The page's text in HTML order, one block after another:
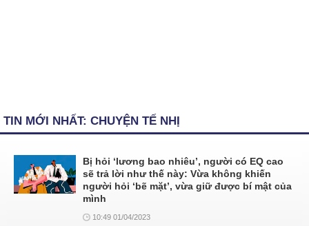
TIN MỚI NHẤT: CHUYỆN TẾ NHỊ
Bị hỏi ‘lương bao nhiêu’, người có EQ cao
sẽ trả lời như thế này: Vừa không khiến
người hỏi ‘bẽ mặt’, vừa giữ được bí mật của
mình
10:49 01/04/2023